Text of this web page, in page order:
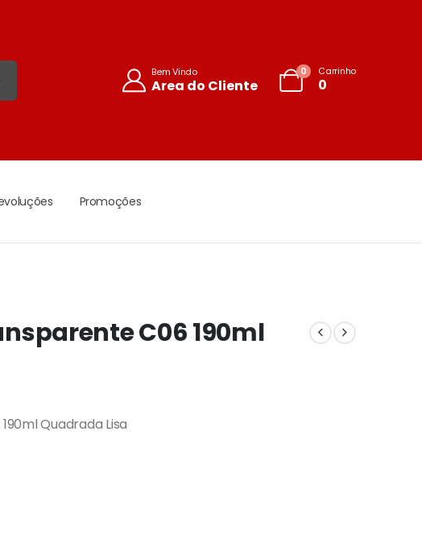
Bem Vindo
Area do Cliente
0 Carrinho
0
Promoções
C06 190ml
Quadrada Lisa